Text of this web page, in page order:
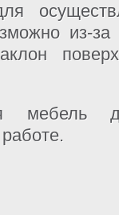
из-за
мебель